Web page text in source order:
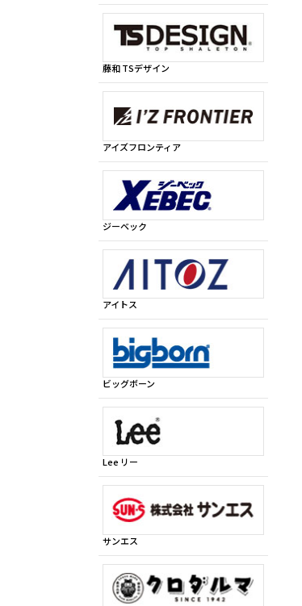
藤和 TSデザイン
アイズフロンティア
ジーベック
アイトス
ビッグボーン
Lee リー
サンエス